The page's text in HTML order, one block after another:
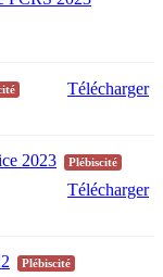
Télécharger
2023 Plébiscité
Télécharger
Plébiscité